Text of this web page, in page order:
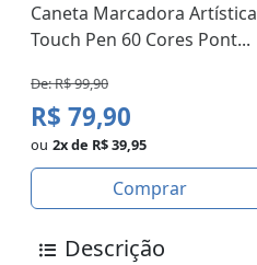
Caneta Marcadora Artística
Touch Pen 60 Cores Pont...
De: R$ 99,90
R$ 79,90
ou 2x de R$ 39,95
Comprar
Descrição